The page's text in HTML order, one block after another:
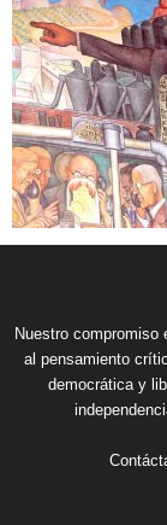
Nuestro compromiso
al pensamiento
democrática y